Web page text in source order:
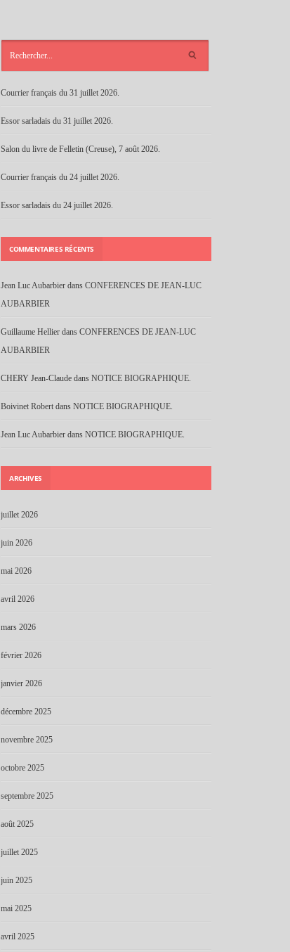
Courrier français du 31 juillet 2026.
Essor sarladais du 31 juillet 2026.
Salon du livre de Felletin (Creuse), 7 août 2026.
Courrier français du 24 juillet 2026.
Essor sarladais du 24 juillet 2026.
COMMENTAIRES RÉCENTS
Jean Luc Aubarbier dans CONFERENCES DE JEAN-LUC
AUBARBIER
Guillaume Hellier dans CONFERENCES DE JEAN-LUC
AUBARBIER
CHERY Jean-Claude dans NOTICE BIOGRAPHIQUE.
Boivinet Robert dans NOTICE BIOGRAPHIQUE.
Jean Luc Aubarbier dans NOTICE BIOGRAPHIQUE.
ARCHIVES
juillet 2026
juin 2026
mai 2026
avril 2026
mars 2026
février 2026
janvier 2026
décembre 2025
novembre 2025
octobre 2025
septembre 2025
août 2025
juillet 2025
juin 2025
mai 2025
avril 2025